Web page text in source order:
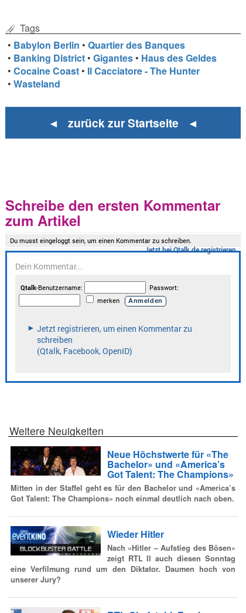
Tags
• Babylon Berlin •Quartier des Banques
• Banking District •Gigantes • Haus des Geldes
•Cocaine Coast • Il Cacciatore - The Hunter
•Wasteland
◄ zurück zur Startseite ◄
Schreibe den ersten Kommentar
zum Artikel
Weitere Neuigkeiten
Neue Höchstwerte für «The
Bachelor» und «America’s
Got Talent: The Champions»
Mitten in der Staffel geht es für den Bachelor und «America’s
Got Talent: The Champions» noch einmal deutlich nach oben.
Wieder Hitler
Nach «Hitler – Aufstieg des Bösen»
zeigt RTL II auch diesen Sonntag
eine Verfilmung rund um den Diktator. Daumen hoch von
unserer Jury?